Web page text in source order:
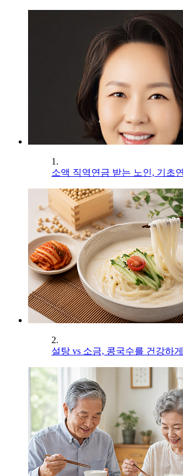
1.
소액 직역연금 받는 노인, 기초
2.
설탕 vs 소금, 콩국수를 건강하